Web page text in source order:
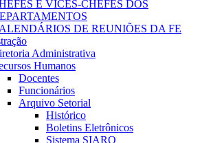
E VICES-CHEFES DOS
DE REUNIÕES DA FE
Administrativa
Humanos
Docentes
Funcionários
Arquivo Setorial
Histórico
Boletins Eletrônicos
Sistema SIARQ